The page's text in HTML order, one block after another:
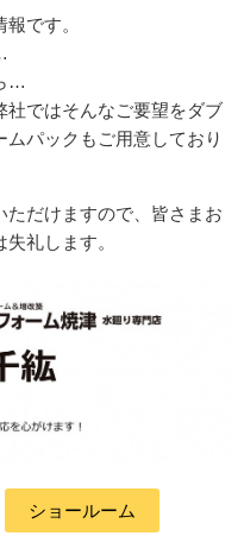
です。
…
社ではそんなご要望をダブ
パックもご用意しており
だけますので、皆さまお
礼します。
ショールーム